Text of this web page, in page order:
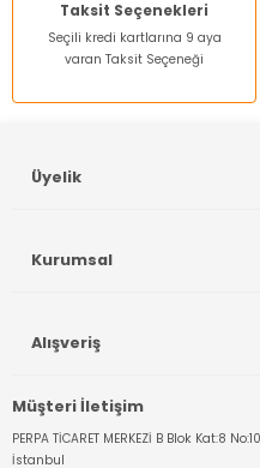
Taksit Seçenekleri
Seçili kredi kartlarına 9 aya
varan Taksit Seçeneği
Müşteri İletişim
PERPA TİCARET MERKEZİ B Blok Kat:8
İstanbul
Üyelik
Kurumsal
Alışveriş